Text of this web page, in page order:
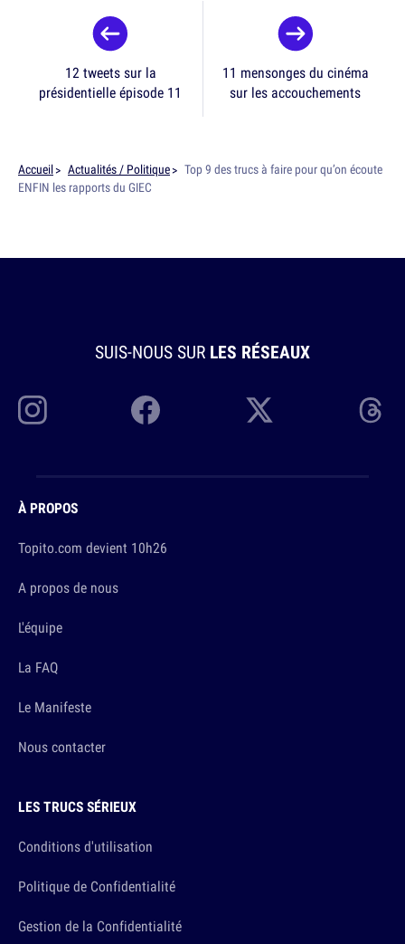
12 tweets sur la
présidentielle épisode 11
11 mensonges du cinéma
sur les accouchements
Accueil Actualités / Politique
Top 9 des trucs à faire pour qu’on écoute
ENFIN les rapports du GIEC
SUIS-NOUS SUR LES RÉSEAUX
À PROPOS
Topito.com devient 10h26
A propos de nous
L'équipe
La FAQ
Le Manifeste
Nous contacter
LES TRUCS SÉRIEUX
Conditions d'utilisation
Politique de Confidentialité
Gestion de la Confidentialité